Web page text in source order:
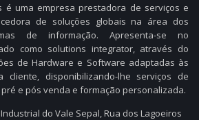
é uma empresa prestadora de serviços e
de soluções globais na área dos
de informação. Apresenta-se no
como solutions integrator, através do
de Hardware e Software adaptadas às
cliente, disponibilizando-lhe serviços de
e pós venda e formação personalizada.
do Vale Sepal, Rua dos Lagoeiros